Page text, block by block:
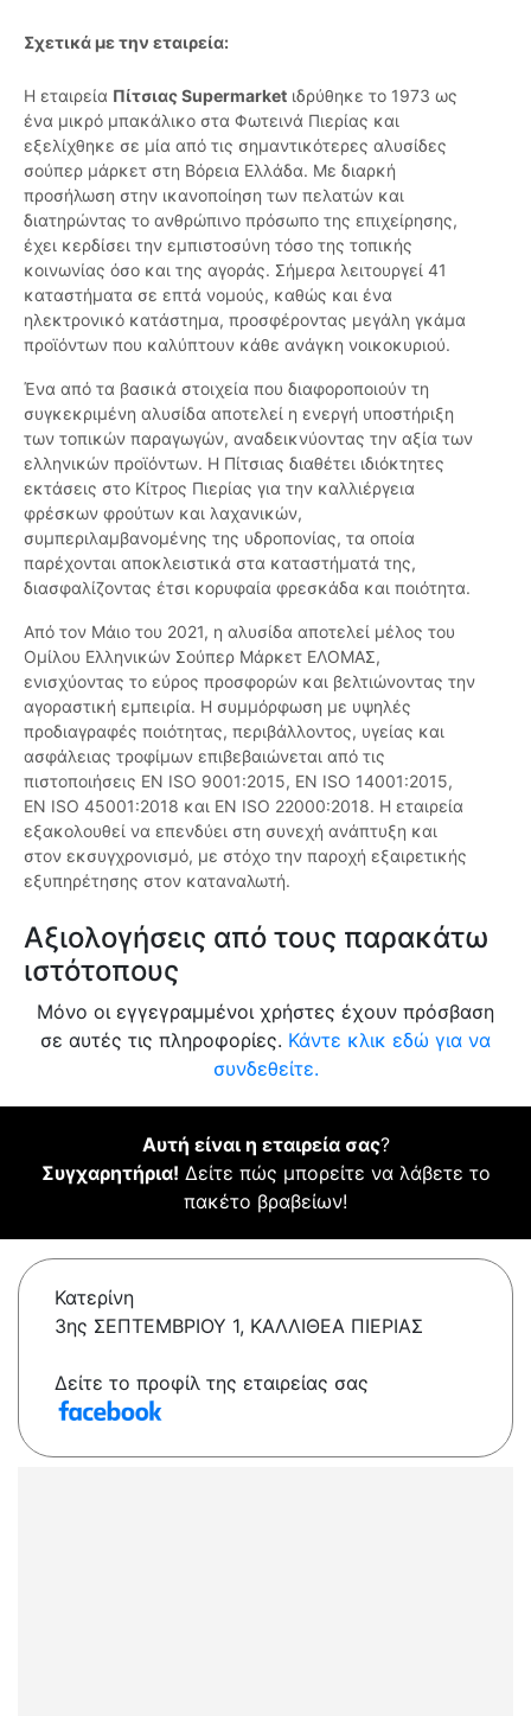
Σχετικά με την εταιρεία:
Η εταιρεία Πίτσιας Supermarket ιδρύθηκε το 1973 ως
ένα μικρό μπακάλικο στα Φωτεινά Πιερίας και
εξελίχθηκε σε μία από τις σημαντικότερες αλυσίδες
σούπερ μάρκετ στη Βόρεια Ελλάδα. Με διαρκή
προσήλωση στην ικανοποίηση των πελατών και
διατηρώντας το ανθρώπινο πρόσωπο της επιχείρησης,
έχει κερδίσει την εμπιστοσύνη τόσο της τοπικής
κοινωνίας όσο και της αγοράς. Σήμερα λειτουργεί 41
καταστήματα σε επτά νομούς, καθώς και ένα
ηλεκτρονικό κατάστημα, προσφέροντας μεγάλη γκάμα
προϊόντων που καλύπτουν κάθε ανάγκη νοικοκυριού.
Ένα από τα βασικά στοιχεία που διαφοροποιούν τη
συγκεκριμένη αλυσίδα αποτελεί η ενεργή υποστήριξη
των τοπικών παραγωγών, αναδεικνύοντας την αξία των
ελληνικών προϊόντων. Η Πίτσιας διαθέτει ιδιόκτητες
εκτάσεις στο Κίτρος Πιερίας για την καλλιέργεια
φρέσκων φρούτων και λαχανικών,
συμπεριλαμβανομένης της υδροπονίας, τα οποία
παρέχονται αποκλειστικά στα καταστήματά της,
διασφαλίζοντας έτσι κορυφαία φρεσκάδα και ποιότητα.
Από τον Μάιο του 2021, η αλυσίδα αποτελεί μέλος του
Ομίλου Ελληνικών Σούπερ Μάρκετ ΕΛΟΜΑΣ,
ενισχύοντας το εύρος προσφορών και βελτιώνοντας την
αγοραστική εμπειρία. Η συμμόρφωση με υψηλές
προδιαγραφές ποιότητας, περιβάλλοντος, υγείας και
ασφάλειας τροφίμων επιβεβαιώνεται από τις
πιστοποιήσεις EN ISO 9001:2015, EN ISO 14001:2015,
EN ISO 45001:2018 και EN ISO 22000:2018. Η εταιρεία
εξακολουθεί να επενδύει στη συνεχή ανάπτυξη και
στον εκσυγχρονισμό, με στόχο την παροχή εξαιρετικής
εξυπηρέτησης στον καταναλωτή.
Αξιολογήσεις από τους παρακάτω
ιστότοπους
Μόνο οι εγγεγραμμένοι χρήστες έχουν πρόσβαση
σε αυτές τις πληροφορίες. Κάντε κλικ εδώ για να
συνδεθείτε.
Αυτή είναι η εταιρεία σας?
Συγχαρητήρια! Δείτε πώς μπορείτε να λάβετε το
πακέτο βραβείων!
Κατερίνη
3ης ΣΕΠΤΕΜΒΡΙΟΥ 1, ΚΑΛΛΙΘΕΑ ΠΙΕΡΙΑΣ
Δείτε το προφίλ της εταιρείας σας